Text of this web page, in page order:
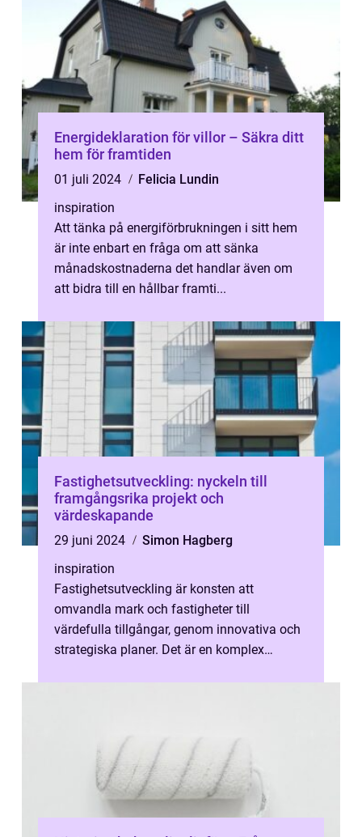
Energideklaration för villor – Säkra ditt
hem för framtiden
01 juli 2024
Felicia Lundin
inspiration
Att tänka på energiförbrukningen i sitt hem
är inte enbart en fråga om att sänka
månadskostnaderna det handlar även om
att bidra till en hållbar framti...
Fastighetsutveckling: nyckeln till
framgångsrika projekt och
värdeskapande
29 juni 2024
Simon Hagberg
inspiration
Fastighetsutveckling är konsten att
omvandla mark och fastigheter till
värdefulla tillgångar, genom innovativa och
strategiska planer. Det är en komplex